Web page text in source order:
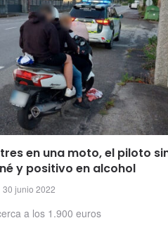
en una moto, el piloto
y positivo en alcohol
Posted
30 junio 2022
a los 1.900 euros